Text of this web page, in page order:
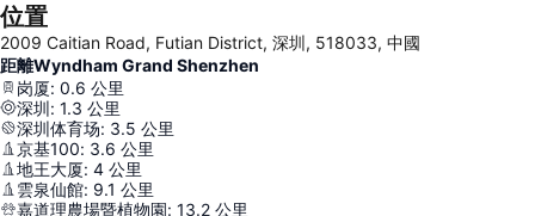
位置
2009 Caitian Road, Futian District, 深圳, 518033, 中國
距離Wyndham Grand Shenzhen
岗厦: 0.6 公里
深圳: 1.3 公里
深圳体育场: 3.5 公里
京基100: 3.6 公里
地王大厦: 4 公里
雲泉仙館: 9.1 公里
嘉道理農場暨植物園: 13.2 公里